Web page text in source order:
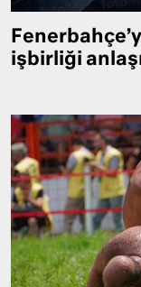
işbirliği